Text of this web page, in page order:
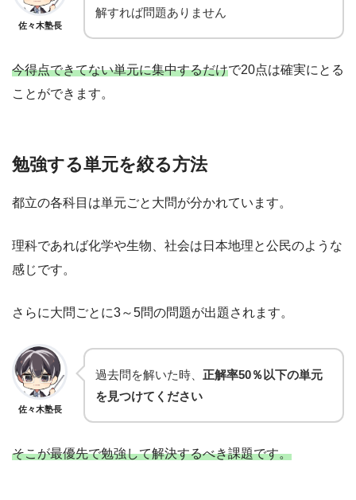
佐々木塾長
解すれば問題ありません
今得点できてない単元に集中するだけで20点は確実にとる
ことができます。
勉強する単元を絞る方法
都立の各科目は単元ごと大問が分かれています。
理科であれば化学や生物、社会は日本地理と公民のような
感じです。
さらに大問ごとに3～5問の問題が出題されます。
佐々木塾長
過去問を解いた時、 正解率50％以下の単元
を見つけてください
そこが最優先で勉強して解決するべき課題です。